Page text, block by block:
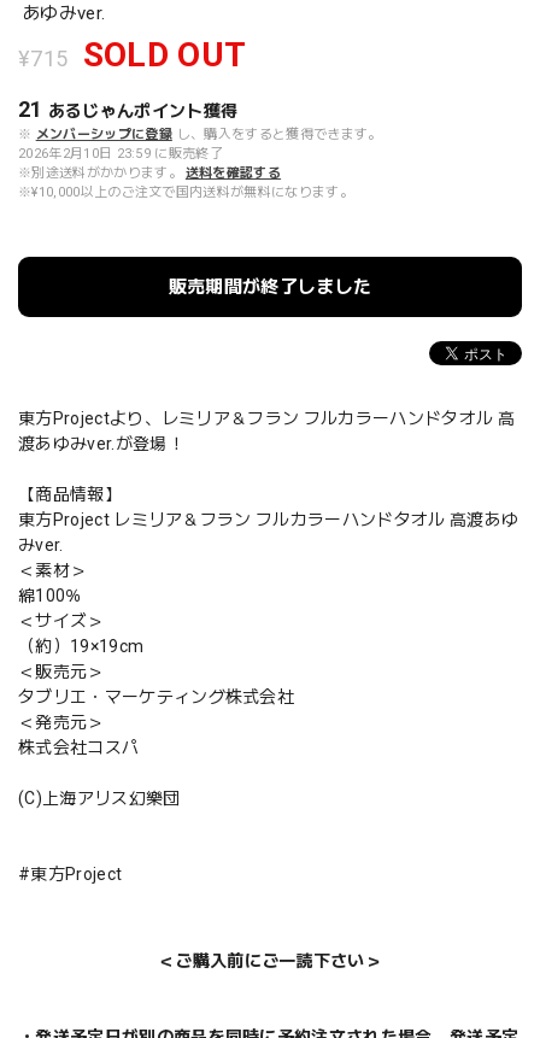
あゆみver.
¥715 SOLD OUT
21 あるじゃんポイント獲得
※ メンバーシップに登録 し、購入をすると獲得できます。
2026年2月10日 23:59 に販売終了
※別途送料がかかります。
送料を確認する
※¥10,000以上のご注文で国内送料が無料になります。
販売期間が終了しました
東方Projectより、レミリア＆フラン フルカラーハンドタオル 高
渡あゆみver.が登場！
【商品情報】
東方Project レミリア＆フラン フルカラーハンドタオル 高渡あゆ
みver.
＜素材＞
綿100％
＜サイズ＞
（約）19×19cm
＜販売元＞
タブリエ・マーケティング株式会社
＜発売元＞
株式会社コスパ
(C)上海アリス幻樂団
#東方Project
＜ご購入前にご一読下さい＞